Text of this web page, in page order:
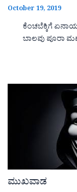
October 19, 2019
ಕೆಂಚಬೆಕ್ಕಿಗೆ
ಬಾಲವು ಪೂರಾ
ಮುಖವಾಡ